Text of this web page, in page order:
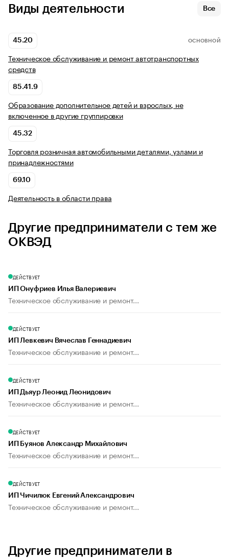
Виды деятельности Все
45.20 ОСНОВНОЙ
Техническое обслуживание и ремонт автотранспортных
средств
85.41.9
Образование дополнительное детей и взрослых, не
включенное в другие группировки
45.32
Торговля розничная автомобильными деталями, узлами и
принадлежностями
69.10
Деятельность в области права
Другие предприниматели с тем же
ОКВЭД
ДЕЙСТВУЕТ
ИП Онуфриев Илья Валериевич
Техническое обслуживание и ремонт...
ДЕЙСТВУЕТ
ИП Левкевич Вячеслав Геннадиевич
Техническое обслуживание и ремонт...
ДЕЙСТВУЕТ
ИП Дьяур Леонид Леонидович
Техническое обслуживание и ремонт...
ДЕЙСТВУЕТ
ИП Буянов Александр Михайлович
Техническое обслуживание и ремонт...
ДЕЙСТВУЕТ
ИП Чичилюк Евгений Александрович
Техническое обслуживание и ремонт...
Другие предприниматели в